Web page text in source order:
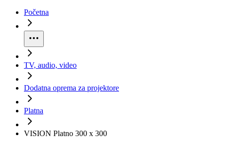
Početna
TV, audio, video
Dodatna oprema za projektore
Platna
VISION Platno 300 x 300